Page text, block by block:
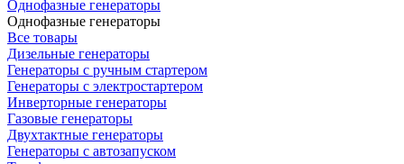
Однофазные генераторы
Однофазные генераторы
Все товары
Дизельные генераторы
Генераторы с ручным стартером
Генераторы с электростартером
Инверторные генераторы
Газовые генераторы
Двухтактные генераторы
Генераторы с автозапуском